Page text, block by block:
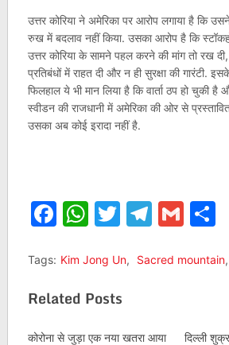
उत्तर कोरिया ने अमेरिका पर आरोप लगाया है कि
रुख में बदलाव नहीं किया. उसका आरोप है कि
उत्तर कोरिया के सामने पहल करने की मांग तो रख
प्रतिबंधों में राहत दी और न ही सुरक्षा की गारंटी.
फिलहाल ये भी मान लिया है कि वार्ता ठप हो चुकी
स्वीडन की राजधानी में अमेरिका की ओर से
उसका अब कोई इरादा नहीं है.
Facebook
WhatsApp
Twitter
Tags: Kim Jong Un, Sacred mountain,
Related Posts
कोरोना से जुड़ा एक नया खतरा आया
दिल्ली